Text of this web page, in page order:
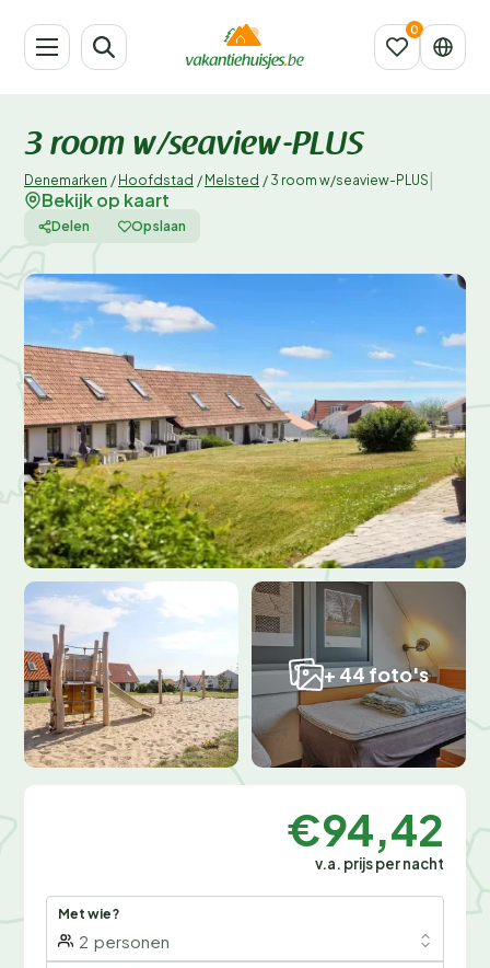
3 room w/seaview-PLUS
Denemarken / Hoofdstad / Melsted / 3 room w/seaview-PLUS
Bekijk op kaart
Delen Opslaan
+ 44 foto's
€94,42
v.a. prijs per nacht
Met wie?
2 personen